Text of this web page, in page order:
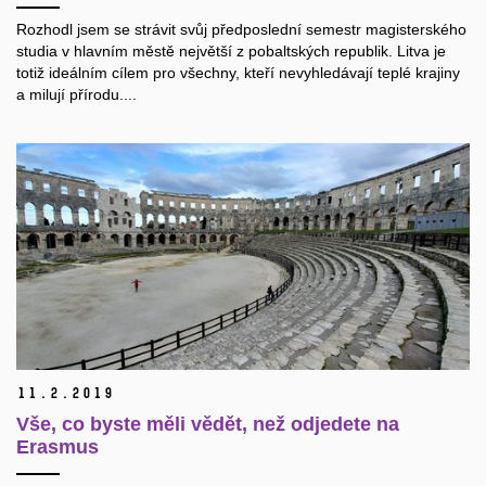
Rozhodl jsem se strávit svůj předposlední semestr magisterského
studia v hlavním městě největší z pobaltských republik. Litva je
totiž ideálním cílem pro všechny, kteří nevyhledávají teplé krajiny
a milují přírodu....
11. 2. 2019
Vše, co byste měli vědět, než odjedete na
Erasmus